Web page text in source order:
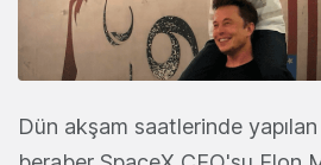
Dün akşam saatlerinde yapılan